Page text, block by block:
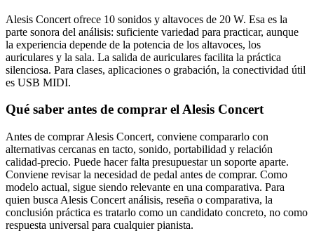
Alesis Concert ofrece 10 sonidos y altavoces de 20 W. Esa es la
parte sonora del análisis: suficiente variedad para practicar, aunque
la experiencia depende de la potencia de los altavoces, los
auriculares y la sala. La salida de auriculares facilita la práctica
silenciosa. Para clases, aplicaciones o grabación, la conectividad útil
es USB MIDI.
Qué saber antes de comprar el Alesis Concert
Antes de comprar Alesis Concert, conviene compararlo con
alternativas cercanas en tacto, sonido, portabilidad y relación
calidad-precio. Puede hacer falta presupuestar un soporte aparte.
Conviene revisar la necesidad de pedal antes de comprar. Como
modelo actual, sigue siendo relevante en una comparativa. Para
quien busca Alesis Concert análisis, reseña o comparativa, la
conclusión práctica es tratarlo como un candidato concreto, no como
respuesta universal para cualquier pianista.